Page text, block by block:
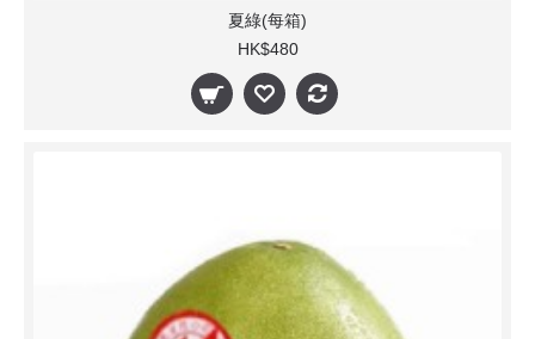
夏綠(每箱)
HK$480